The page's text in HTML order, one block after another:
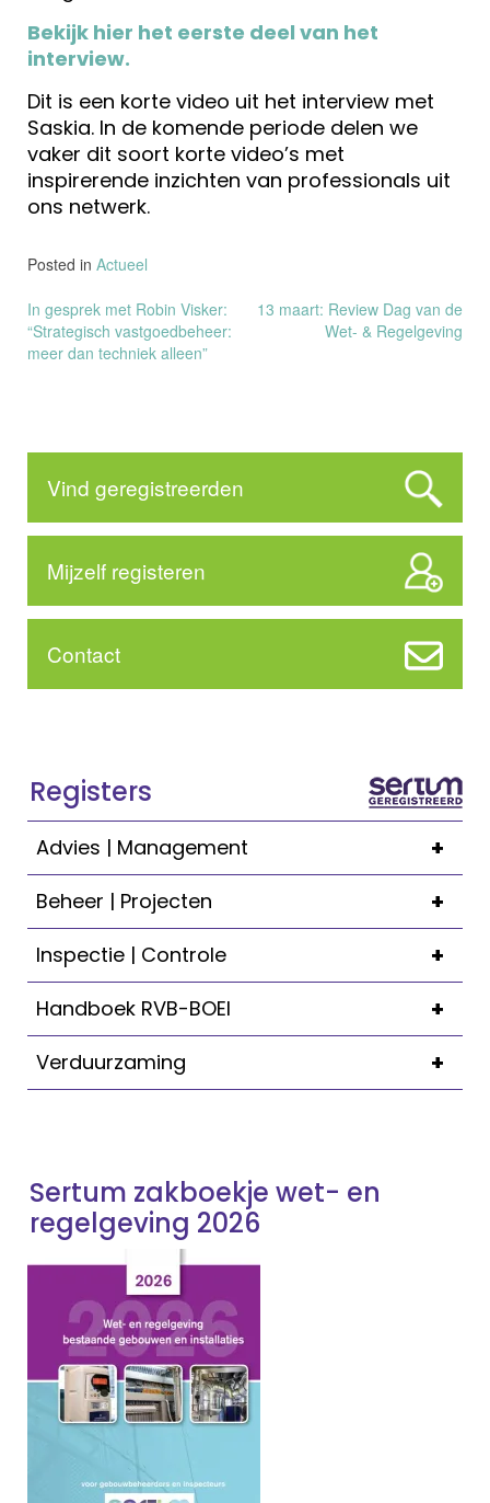
Bekijk hier het eerste deel van het
interview.
Dit is een korte video uit het interview met
Saskia. In de komende periode delen we
vaker dit soort korte video’s met
inspirerende inzichten van professionals uit
ons netwerk.
Posted in Actueel
Bericht
navigatie
In gesprek met Robin Visker:
“Strategisch vastgoedbeheer:
meer dan techniek alleen”
13 maart: Review Dag van de
Wet- & Regelgeving
Vind geregistreerden
Mijzelf registeren
Contact
Registers
+
Advies | Management
+
Beheer | Projecten
+
Inspectie | Controle
+
Handboek RVB-BOEI
+
Verduurzaming
Sertum zakboekje wet- en
regelgeving 2026